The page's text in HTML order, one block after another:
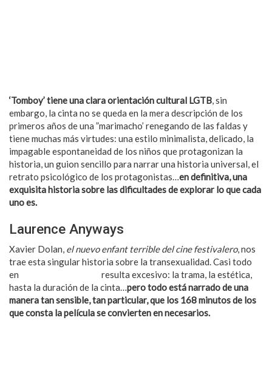
‘Tomboy’ tiene una clara orientación cultural LGTB, sin
embargo, la cinta no se queda en la mera descripción de los
primeros años de una ”marimacho’ renegando de las faldas y
tiene muchas más virtudes: una estilo minimalista, delicado, la
impagable espontaneidad de los niños que protagonizan la
historia, un guion sencillo para narrar una historia universal, el
retrato psicológico de los protagonistas…en definitiva, una
exquisita historia sobre las dificultades de explorar lo que cada
uno es.
Laurence Anyways
Xavier Dolan, el nuevo enfant terrible del cine festivalero, nos
trae esta singular historia sobre la transexualidad. Casi todo
en
resulta excesivo: la trama, la estética,
hasta la duración de la cinta…pero todo está narrado de una
manera tan sensible, tan particular, que los 168 minutos de los
que consta la película se convierten en necesarios.